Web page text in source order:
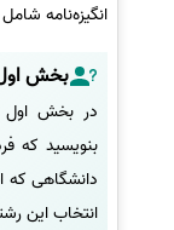
انگیزه‌نامه شامل 7 الی 8 بخش مختلف هست:
بخش
در بخش اول
بنویسید که
دانشگاهی که
انتخاب این